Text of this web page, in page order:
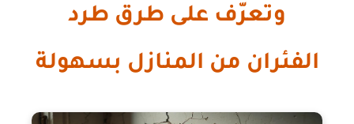
وتعرّف على طرق طرد
الفئران من المنازل بسهولة